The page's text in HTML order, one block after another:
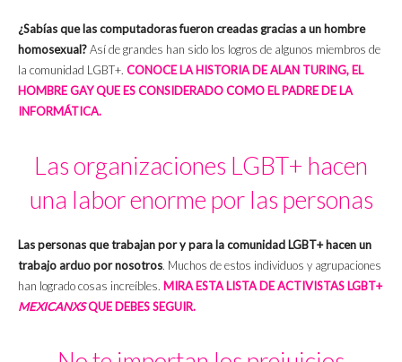
¿Sabías que las computadoras fueron creadas gracias a un hombre
homosexual?Así de grandes han sido los logros de algunos miembros de
la comunidad LGBT+. CONOCE LA HISTORIA DE ALAN TURING, EL
HOMBRE GAY QUE ES CONSIDERADO COMO EL PADRE DE LA
INFORMÁTICA.
Las organizaciones LGBT+ hacen
una labor enorme por las personas
Las personas que trabajan por y para la comunidad LGBT+ hacen un
trabajo arduo por nosotros. Muchos de estos individuos y agrupaciones
han logrado cosas increíbles. MIRA ESTA LISTA DE ACTIVISTAS LGBT+
MEXICANXSQUE DEBES SEGUIR.